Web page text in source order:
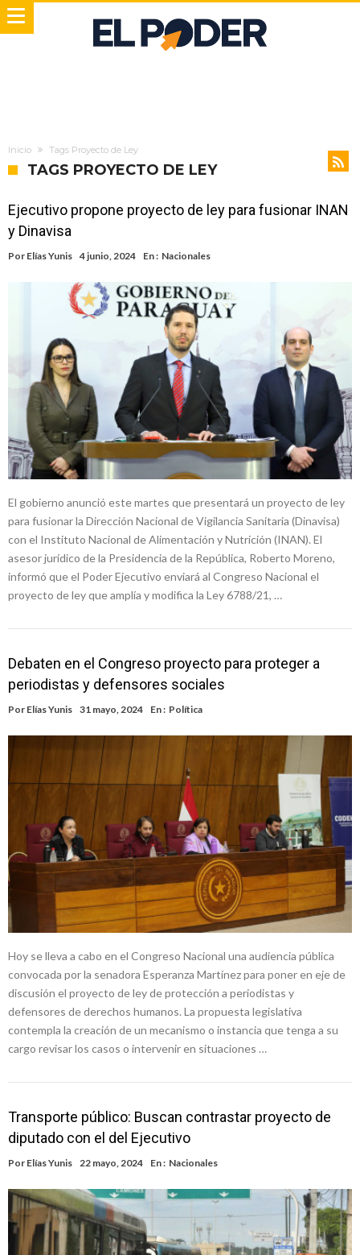
Inicio Tags Proyecto de Ley
TAGS PROYECTO DE LEY
Ejecutivo propone proyecto de ley para fusionar INAN
y Dinavisa
Por Elías Yunis 4 junio, 2024 En : Nacionales
El gobierno anunció este martes que presentará un proyecto de ley
para fusionar la Dirección Nacional de Vigilancia Sanitaria (Dinavisa)
con el Instituto Nacional de Alimentación y Nutrición (INAN). El
asesor jurídico de la Presidencia de la República, Roberto Moreno,
informó que el Poder Ejecutivo enviará al Congreso Nacional el
proyecto de ley que amplía y modifica la Ley 6788/21, …
Debaten en el Congreso proyecto para proteger a
periodistas y defensores sociales
Por Elías Yunis 31 mayo, 2024 En : Política
Hoy se lleva a cabo en el Congreso Nacional una audiencia pública
convocada por la senadora Esperanza Martínez para poner en eje de
discusión el proyecto de ley de protección a periodistas y
defensores de derechos humanos. La propuesta legislativa
contempla la creación de un mecanismo o instancia que tenga a su
cargo revisar los casos o intervenir en situaciones …
Transporte público: Buscan contrastar proyecto de
diputado con el del Ejecutivo
Por Elías Yunis 22 mayo, 2024 En : Nacionales